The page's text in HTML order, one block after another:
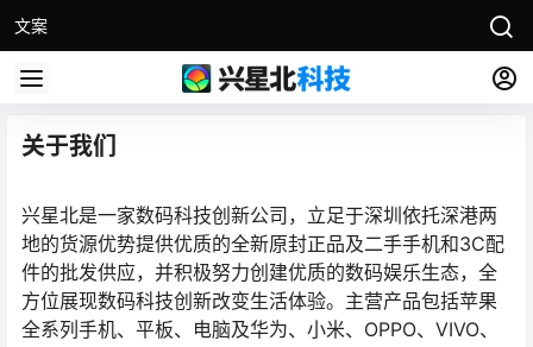
文案
关于我们
兴星北是一家数码科技创新公司，立足于深圳依托深港两
地的货源优势提供优质的全新原封正品及二手手机和3C配
件的批发供应，并积极努力创建优质的数码娱乐生态，全
方位展现数码科技创新改变生活体验。主营产品包括苹果
全系列手机、平板、电脑及华为、小米、OPPO、VIVO、